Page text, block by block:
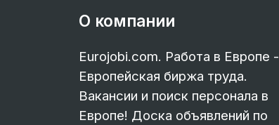
О компании
Eurojobi.com. Работа в Европе -
Европейская биржа труда.
Вакансии и поиск персонала в
Европе! Доска объявлений по